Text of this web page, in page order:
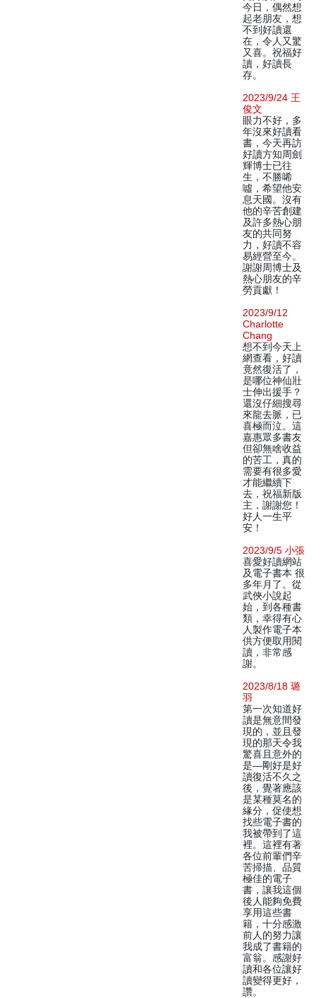
今日，偶然想
起老朋友，想
不到好讀還
在，令人又驚
又喜。祝福好
讀，好讀長
存。
2023/9/24 王
俊文
眼力不好，多
年沒來好讀看
書，今天再訪
好讀方知周劍
輝博士已往
生，不勝唏
噓，希望他安
息天國。沒有
他的辛苦創建
及許多熱心朋
友的共同努
力，好讀不容
易經營至今。
謝謝周博士及
熱心朋友的辛
勞貢獻！
2023/9/12
Charlotte
Chang
想不到今天上
網查看，好讀
竟然復活了，
是哪位神仙壯
士伸出援手？
還沒仔細搜尋
來龍去脈，已
喜極而泣。這
嘉惠眾多書友
但卻無啥收益
的苦工，真的
需要有很多愛
才能繼續下
去，祝福新版
主，謝謝您！
好人一生平
安！
2023/9/5 小張
喜愛好讀網站
及電子書本 很
多年月了。從
武俠小說起
始，到各種書
類，幸得有心
人製作電子本
供方便取用閱
讀，非常感
謝。
2023/8/18 璐
羽
第一次知道好
讀是無意間發
現的，並且發
現的那天令我
驚喜且意外的
是—剛好是好
讀復活不久之
後，覺著應該
是某種莫名的
緣分，促使想
找些電子書的
我被帶到了這
裡。這裡有著
各位前輩們辛
苦掃描、品質
極佳的電子
書，讓我這個
後人能夠免費
享用這些書
籍，十分感激
前人的努力讓
我成了書籍的
富翁。感謝好
讀和各位讓好
讀變得更好，
讚。